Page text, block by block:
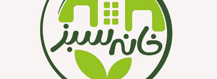
تک کده
پایگاه خبری آبان
خرید موتور ایمپلنت